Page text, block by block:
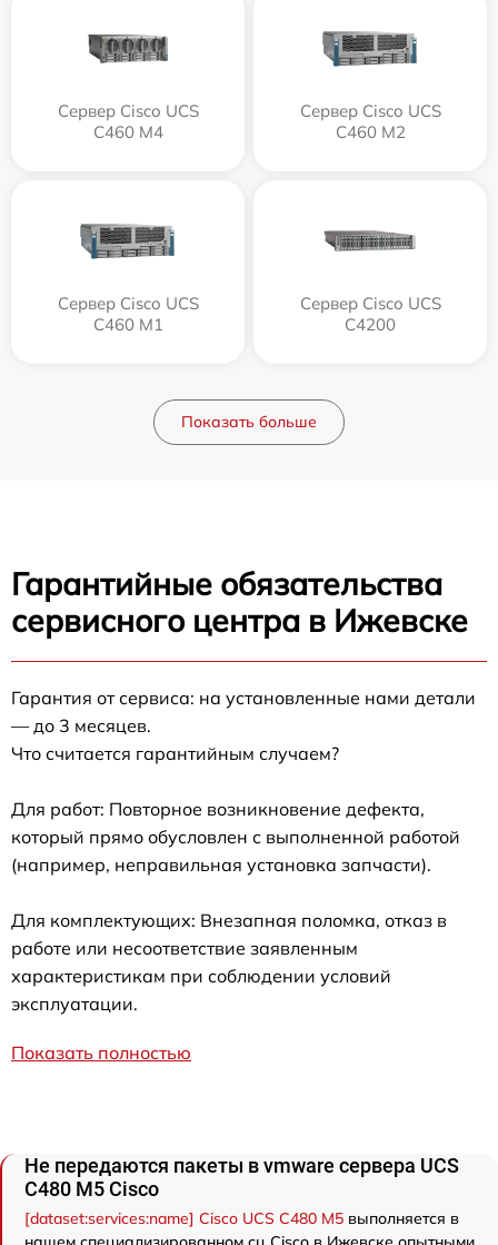
Сервер Cisco UCS
C460 M4
Сервер Cisco UCS
C460 M2
Сервер Cisco UCS
C460 M1
Сервер Cisco UCS
C4200
Показать больше
Гарантийные обязательства
сервисного центра в Ижевске
Гарантия от сервиса: на установленные нами детали
— до 3 месяцев.
Что считается гарантийным случаем?
Для работ: Повторное возникновение дефекта,
который прямо обусловлен с выполненной работой
(например, неправильная установка запчасти).
Для комплектующих: Внезапная поломка, отказ в
работе или несоответствие заявленным
характеристикам при соблюдении условий
эксплуатации.
Показать полностью
Не передаются пакеты в vmware сервера UCS
C480 M5 Cisco
[dataset:services:name] Cisco UCS C480 M5 выполняется в